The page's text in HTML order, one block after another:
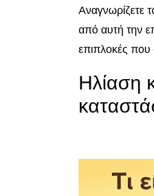
Αναγνωρίζετε
από αυτή την
επιπλοκές που
Ηλίαση